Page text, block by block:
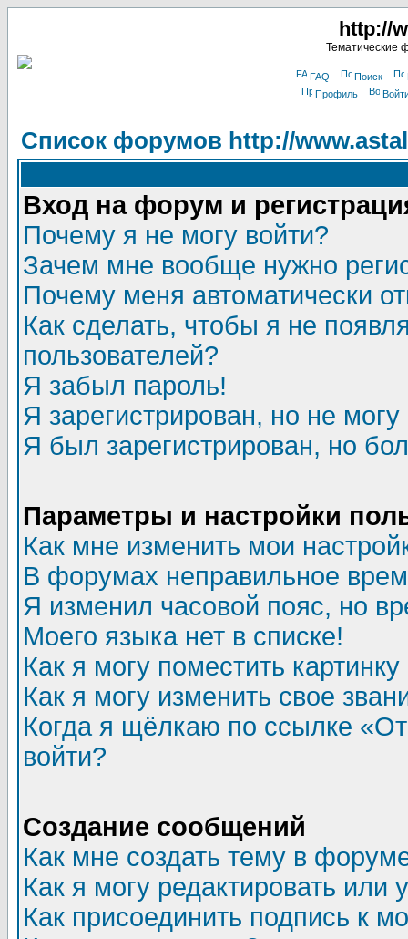
http://
Тематические
FAQ Поиск
Профиль
Список форумов http://
Вход на форум и
Почему я не могу войти?
Зачем мне вообще нужно
Почему меня автоматически
Как сделать, чтобы я не
пользователей?
Я забыл пароль!
Я зарегистрирован, но не могу
Я был зарегистрирован, но
Параметры и настройки
Как мне изменить мои
В форумах неправильное
Я изменил часовой пояс, но
Моего языка нет в списке!
Как я могу поместить
Как я могу изменить свое
Когда я щёлкаю по ссылке
войти?
Создание сообщений
Как мне создать тему в
Как я могу редактировать или
Как присоединить подпись к